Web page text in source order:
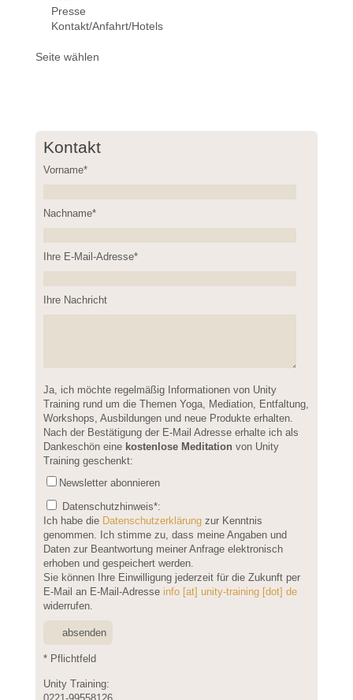
Presse
Kontakt/Anfahrt/Hotels
Seite wählen
Kontakt
Vorname*
Nachname*
Please leave this field empty.
Ihre E-Mail-Adresse*
Ihre Nachricht
Please leave this field empty.
Ja, ich möchte regelmäßig Informationen von Unity
Training rund um die Themen Yoga, Mediation, Entfaltung,
Workshops, Ausbildungen und neue Produkte erhalten.
Nach der Bestätigung der E-Mail Adresse erhalte ich als
Dankeschön eine kostenlose Meditation von Unity
Training geschenkt:
Newsletter abonnieren
Datenschutzhinweis*:
Ich habe die Datenschutzerklärungzur Kenntnis
genommen. Ich stimme zu, dass meine Angaben und
Daten zur Beantwortung meiner Anfrage elektronisch
erhoben und gespeichert werden.
Sie können Ihre Einwilligung jederzeit für die Zukunft per
E-Mail an E-Mail-Adresse info [at] unity-training [dot] de
widerrufen.
* Pflichtfeld
Unity Training: